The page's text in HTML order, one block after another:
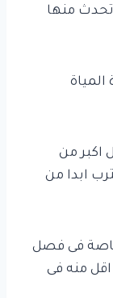
تحدث منها
اكبر من
ابدا من
فى فصل
منه فى